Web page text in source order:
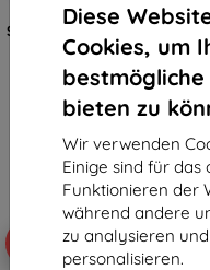
Diese
Cookies, um
bieten zu
Wir verwenden
Einige sind für
Funktionieren der
während andere
zu analysieren
personalisieren.
3mk TechWrap Matte
Schutzfolie für Kia Picanto
Line 2023-
34,90 €
31,42 €